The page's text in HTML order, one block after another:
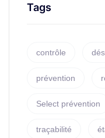
Tags
contrôle
prévention
Select prévention
traçabilité